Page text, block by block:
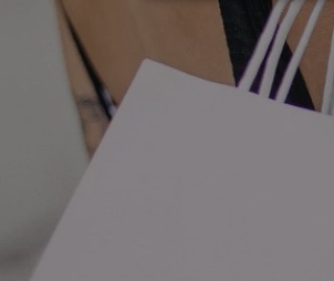
Niezbędne pliki
zarządzanie